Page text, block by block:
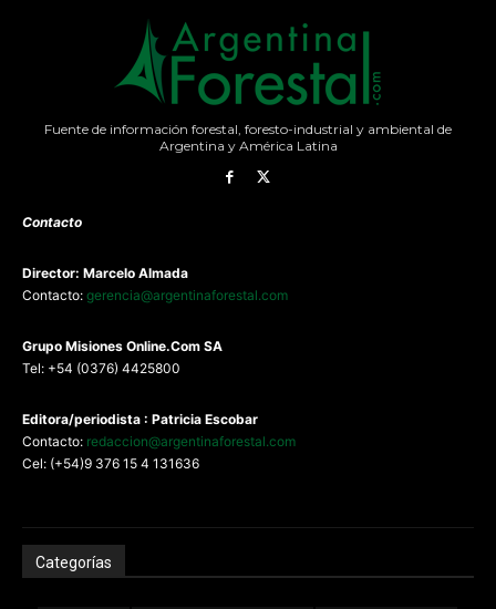
Fuente de información forestal, foresto-industrial y ambiental de
Argentina y América Latina
Contacto
Director: Marcelo Almada
Contacto: gerencia@argentinaforestal.com
Grupo Misiones Online.Com SA
Tel: +54 (0376) 4425800
Editora/periodista : Patricia Escobar
Contacto: redaccion@argentinaforestal.com
Cel: (+54)9 376 15 4 131636
Categorías